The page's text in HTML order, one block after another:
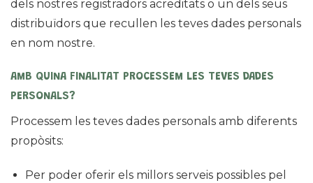
dels nostres registradors acreditats o un dels seus
distribuïdors que recullen les teves dades personals
en nom nostre.
AMB QUINA FINALITAT PROCESSEM LES TEVES DADES
PERSONALS?
Processem les teves dades personals amb diferents
propòsits:
Per poder oferir els millors serveis possibles pel